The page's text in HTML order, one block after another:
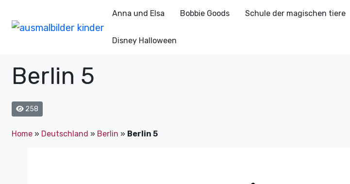
Anna und Elsa Bobbie Goods Schule der magischen tiere
Disney Halloween
Berlin 5
258
Home » Deutschland » Berlin » Berlin 5